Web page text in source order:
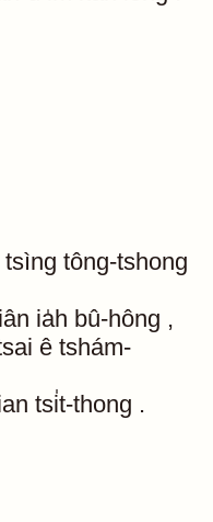
tsìng tông-tshong
ia̍h bû-hông ,
ê tshám-
tsi̍t-thong .